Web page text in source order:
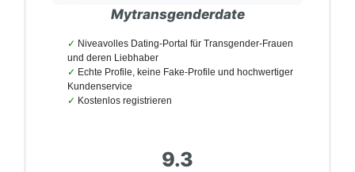
Mytransgenderdate
Niveavolles Dating-Portal für Transgender-Frauen
und deren Liebhaber
Echte Profile, keine Fake-Profile und hochwertiger
Kundenservice
Kostenlos registrieren
9.3